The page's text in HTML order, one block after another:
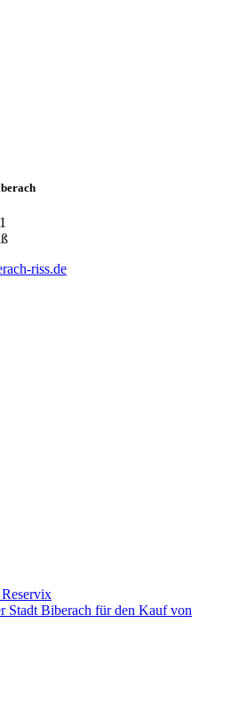
riss.de
Stadt Biberach für den Kauf von